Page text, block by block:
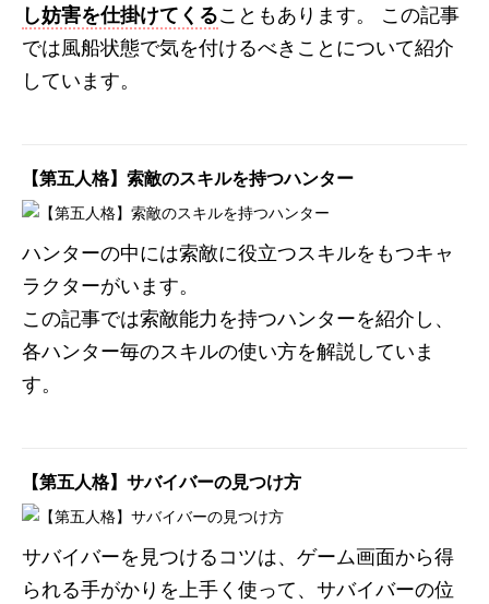
し妨害を仕掛けてくることもあります。 この記事
では風船状態で気を付けるべきことについて紹介
しています。
【第五人格】索敵のスキルを持つハンター
ハンターの中には索敵に役立つスキルをもつキャ
ラクターがいます。
この記事では索敵能力を持つハンターを紹介し、
各ハンター毎のスキルの使い方を解説していま
す。
【第五人格】サバイバーの見つけ方
サバイバーを見つけるコツは、ゲーム画面から得
られる手がかりを上手く使って、サバイバーの位